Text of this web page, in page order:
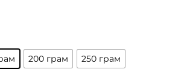
200 грам 250 грам